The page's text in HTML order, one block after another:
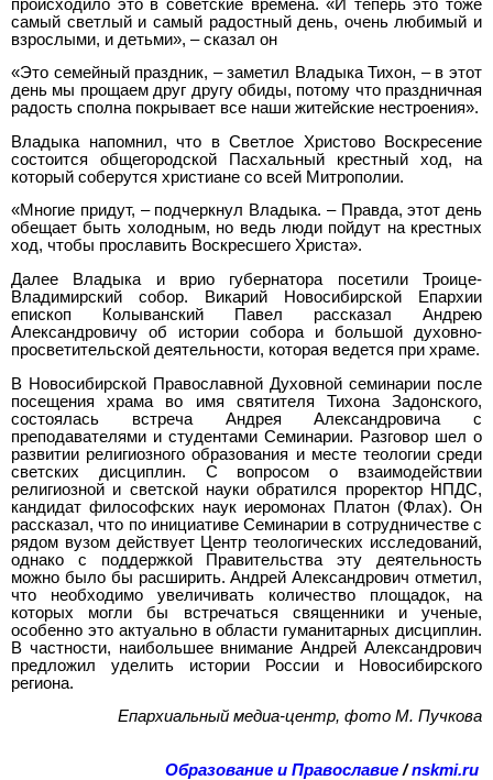
происходило это в советские времена. «И теперь это тоже
самый светлый и самый радостный день, очень любимый и
взрослыми, и детьми», – сказал он
«Это семейный праздник, – заметил Владыка Тихон, – в этот
день мы прощаем друг другу обиды, потому что праздничная
радость сполна покрывает все наши житейские нестроения».
Владыка напомнил, что в Светлое Христово Воскресение
состоится общегородской Пасхальный крестный ход, на
который соберутся христиане со всей Митрополии.
«Многие придут, – подчеркнул Владыка. – Правда, этот день
обещает быть холодным, но ведь люди пойдут на крестных
ход, чтобы прославить Воскресшего Христа».
Далее Владыка и врио губернатора посетили Троице-
Владимирский собор. Викарий Новосибирской Епархии
епископ Колыванский Павел рассказал Андрею
Александровичу об истории собора и большой духовно-
просветительской деятельности, которая ведется при храме.
В Новосибирской Православной Духовной семинарии после
посещения храма во имя святителя Тихона Задонского,
состоялась встреча Андрея Александровича с
преподавателями и студентами Семинарии. Разговор шел о
развитии религиозного образования и месте теологии среди
светских дисциплин. С вопросом о взаимодействии
религиозной и светской науки обратился проректор НПДС,
кандидат философских наук иеромонах Платон (Флах). Он
рассказал, что по инициативе Семинарии в сотрудничестве с
рядом вузом действует Центр теологических исследований,
однако с поддержкой Правительства эту деятельность
можно было бы расширить. Андрей Александрович отметил,
что необходимо увеличивать количество площадок, на
которых могли бы встречаться священники и ученые,
особенно это актуально в области гуманитарных дисциплин.
В частности, наибольшее внимание Андрей Александрович
предложил уделить истории России и Новосибирского
региона.
Епархиальный медиа-центр, фото М. Пучкова
Образование и Православие /nskmi.ru